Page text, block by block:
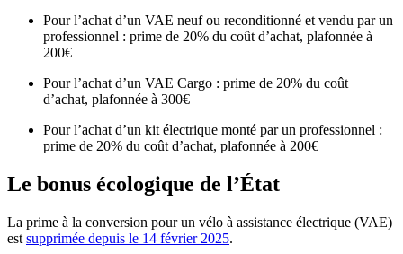
Pour l’achat d’un VAE neuf ou reconditionné et vendu par un
professionnel : prime de 20% du coût d’achat, plafonnée à
200€
Pour l’achat d’un VAE Cargo : prime de 20% du coût
d’achat, plafonnée à 300€
Pour l’achat d’un kit électrique monté par un professionnel :
prime de 20% du coût d’achat, plafonnée à 200€
Le bonus écologique de l’État
La prime à la conversion pour un vélo à assistance électrique (VAE)
est supprimée depuis le 14 février 2025.